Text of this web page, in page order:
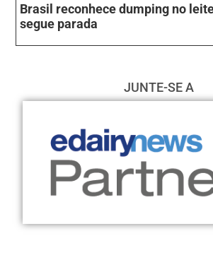
Brasil reconhece dumping no
segue parada
JUNTE-SE A